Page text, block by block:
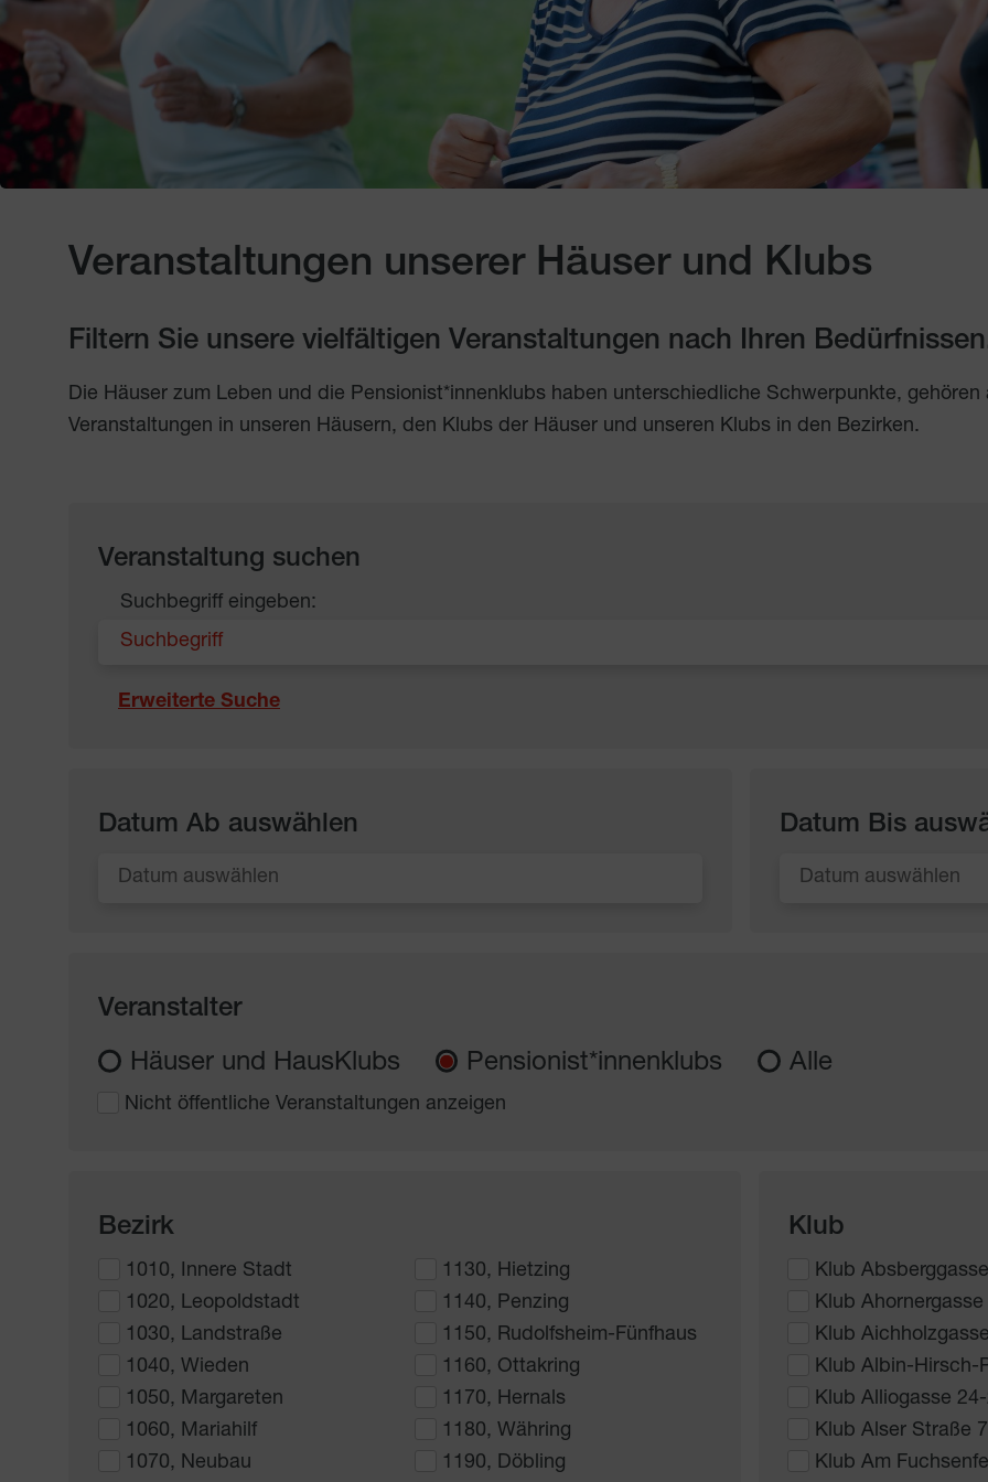
Veranstaltungen unserer Häuser und Klubs
Filtern Sie unsere vielfältigen Veranstaltungen nach Ihren
Die Häuser zum Leben und die Pensionist*innenklubs haben unterschiedliche Schwerpunkte,
Veranstaltungen in unseren Häusern, den Klubs der Häuser und unseren Klubs in den Bezirken.
Veranstaltung suchen
Suchbegriff eingeben:
Erweiterte Suche
Datum Ab auswählen Datum Bis
Veranstalter
Häuser und HausKlubs Pensionist*innenklubs Alle
Nicht öffentliche Veranstaltungen anzeigen
Bezirk
1010, Innere Stadt
1020, Leopoldstadt
1030, Landstraße
1040, Wieden
1050, Margareten
1060, Mariahilf
1070, Neubau
1130, Hietzing
1140, Penzing
1150, Rudolfsheim-Fünfhaus
1160, Ottakring
1170, Hernals
1180, Währing
1190, Döbling
Klub
Klub
Klub Ahornergasse
Klub
Klub Albin-Hirsch-
Klub Alliogasse
Klub Alser Straße
Klub Am